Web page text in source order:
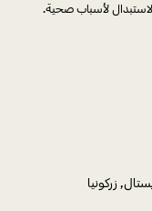
لأسباب صحية.
زركونيا